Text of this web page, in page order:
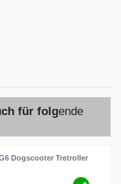
für folgende
Dogscooter Tretroller